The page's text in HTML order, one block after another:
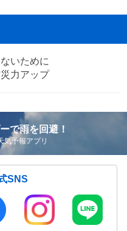
いために
力アップ
で雨を回避！
予報アプリ
SNS